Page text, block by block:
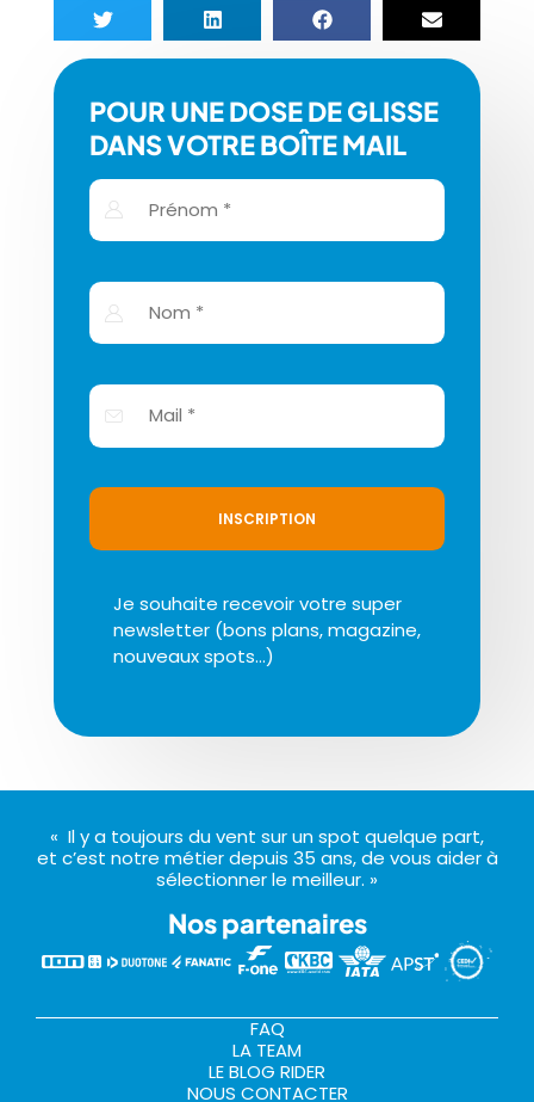
POUR UNE DOSE DE GLISSE
DANS VOTRE BOÎTE MAIL
INSCRIPTION
Je souhaite recevoir votre super
newsletter (bons plans, magazine,
nouveaux spots…)
« Il y a toujours du vent sur un spot quelque part,
et c’est notre métier depuis 35 ans, de vous aider à
sélectionner le meilleur. »
Nos partenaires
FAQ
LA TEAM
LE BLOG RIDER
NOUS CONTACTER